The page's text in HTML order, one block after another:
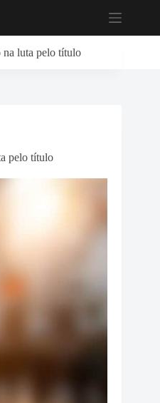
na luta pelo título
pelo título